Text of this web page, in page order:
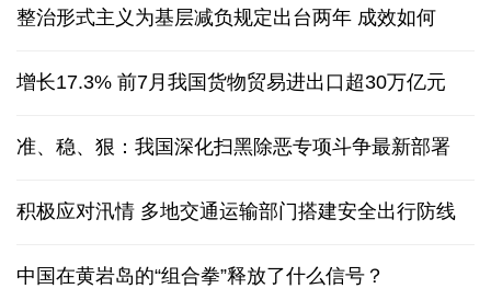
整治形式主义为基层减负规定出台两年 成效如何
增长17.3% 前7月我国货物贸易进出口超30万亿元
准、稳、狠：我国深化扫黑除恶专项斗争最新部署
积极应对汛情 多地交通运输部门搭建安全出行防线
中国在黄岩岛的“组合拳”释放了什么信号？